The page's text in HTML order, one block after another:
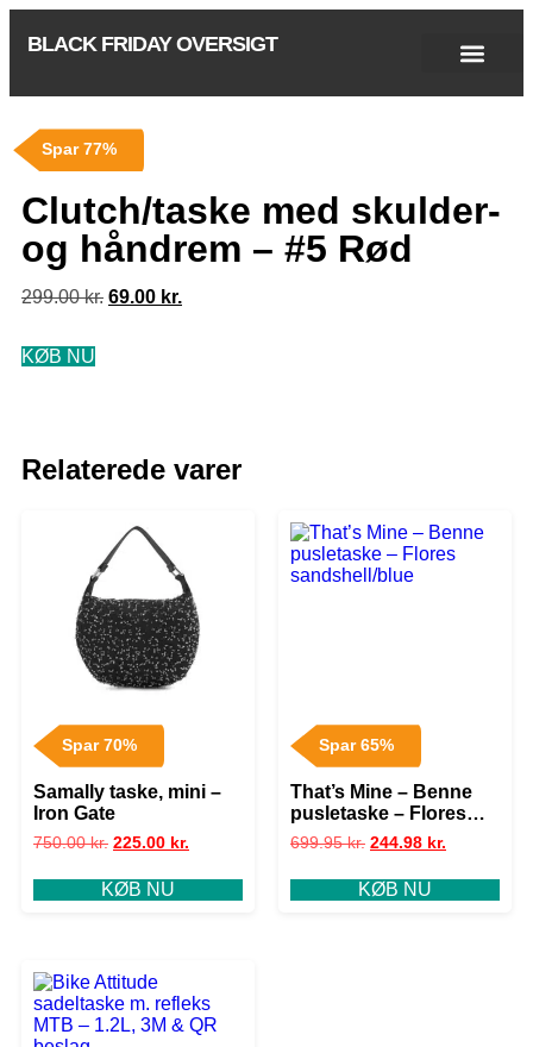
BLACK FRIDAY OVERSIGT
Spar 77%
Clutch/taske med skulder-
og håndrem – #5 Rød
299.00kr. 69.00 kr.
KØB NU
Relaterede varer
Spar 70%
Samally taske, mini –
Iron Gate
750.00kr. 225.00 kr.
KØB NU
Spar 65%
That’s Mine – Benne
pusletaske – Flores
sandshell/blue
699.95kr. 244.98 kr.
KØB NU